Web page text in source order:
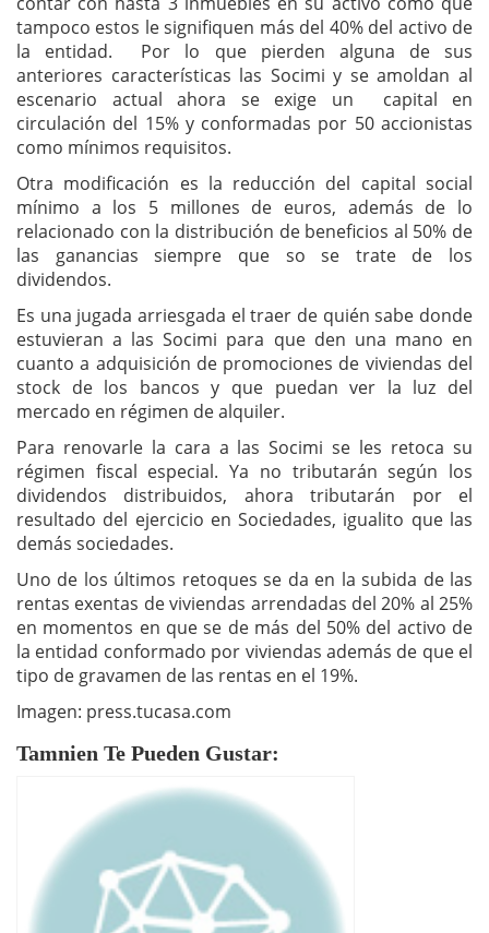
tampoco estos le signifiquen más del 40% del activo de
la entidad. Por lo que pierden alguna de sus
anteriores características las Socimi y se amoldan al
escenario actual ahora se exige un capital en
circulación del 15% y conformadas por 50 accionistas
como mínimos requisitos.
Otra modificación es la reducción del capital social
mínimo a los 5 millones de euros, además de lo
relacionado con la distribución de beneficios al 50% de
las ganancias siempre que so se trate de los
dividendos.
Es una jugada arriesgada el traer de quién sabe donde
estuvieran a las Socimi para que den una mano en
cuanto a adquisición de promociones de viviendas del
stock de los bancos y que puedan ver la luz del
mercado en régimen de alquiler.
Para renovarle la cara a las Socimi se les retoca su
régimen fiscal especial. Ya no tributarán según los
dividendos distribuidos, ahora tributarán por el
resultado del ejercicio en Sociedades, igualito que las
demás sociedades.
Uno de los últimos retoques se da en la subida de las
rentas exentas de viviendas arrendadas del 20% al 25%
en momentos en que se de más del 50% del activo de
la entidad conformado por viviendas además de que el
tipo de gravamen de las rentas en el 19%.
Imagen: press.tucasa.com
Tamnien Te Pueden Gustar: